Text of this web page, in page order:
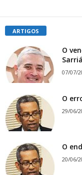
ARTIGOS
O
Sarriá
07/07/
O
29/06/
O
20/06/